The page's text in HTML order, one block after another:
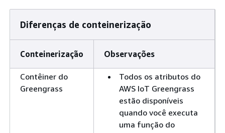
Diferenças de conteinerização
Conteinerização Observações
Contêiner do
Greengrass
Todos os atributos do
AWS IoT Greengrass
estão disponíveis
quando você executa
uma função do